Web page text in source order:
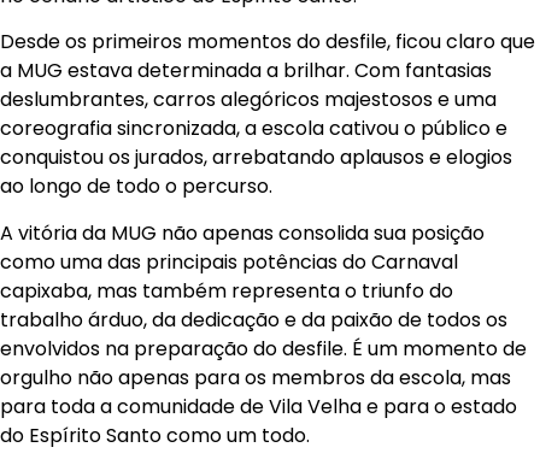
Desde os primeiros momentos do desfile, ficou claro que
a MUG estava determinada a brilhar. Com fantasias
deslumbrantes, carros alegóricos majestosos e uma
coreografia sincronizada, a escola cativou o público e
conquistou os jurados, arrebatando aplausos e elogios
ao longo de todo o percurso.
A vitória da MUG não apenas consolida sua posição
como uma das principais potências do Carnaval
capixaba, mas também representa o triunfo do
trabalho árduo, da dedicação e da paixão de todos os
envolvidos na preparação do desfile. É um momento de
orgulho não apenas para os membros da escola, mas
para toda a comunidade de Vila Velha e para o estado
do Espírito Santo como um todo.